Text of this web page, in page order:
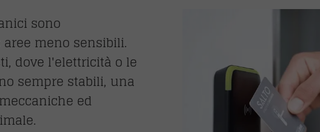
sono
meno sensibili.
dove l'elettricità o le
sempre stabili, una
ed